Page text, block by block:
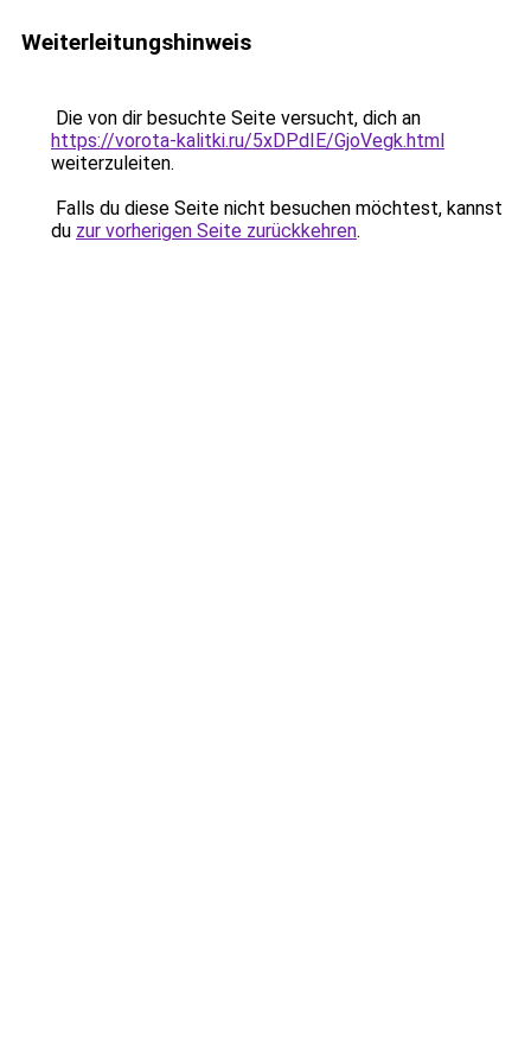
Weiterleitungshinweis
Die von dir besuchte Seite versucht, dich an
https://vorota-kalitki.ru/5xDPdIE/GjoVegk.html
weiterzuleiten.
Falls du diese Seite nicht besuchen möchtest, kannst
du zur vorherigen Seite zurückkehren.